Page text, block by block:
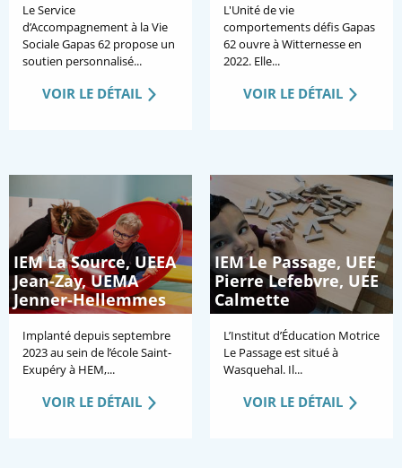
Le Service
d’Accompagnement à la Vie
Sociale Gapas 62 propose un
soutien personnalisé...
VOIR LE DÉTAIL
L'Unité de vie
comportements défis Gapas
62 ouvre à Witternesse en
2022. Elle...
VOIR LE DÉTAIL
IEM La Source, UEEA
Jean-Zay, UEMA
Jenner-Hellemmes
Implanté depuis septembre
2023 au sein de l’école Saint-
Exupéry à HEM,...
VOIR LE DÉTAIL
IEM Le Passage, UEE
Pierre Lefebvre, UEE
Calmette
L’Institut d’Éducation Motrice
Le Passage est situé à
Wasquehal. Il...
VOIR LE DÉTAIL